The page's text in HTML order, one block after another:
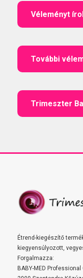
Véleményt
További
Trimeszter
Étrend-kiegészítő
kiegyensúlyozott,
Forgalmazza:
BABY-MED Professional